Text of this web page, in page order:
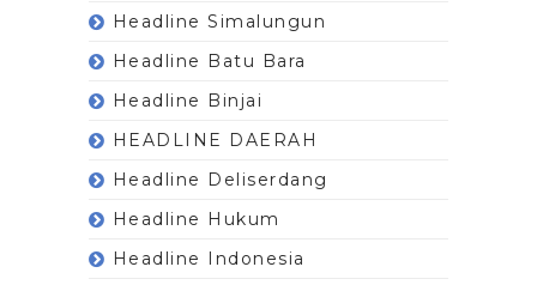
Headline Simalungun
Headline Batu Bara
Headline Binjai
HEADLINE DAERAH
Headline Deliserdang
Headline Hukum
Headline Indonesia